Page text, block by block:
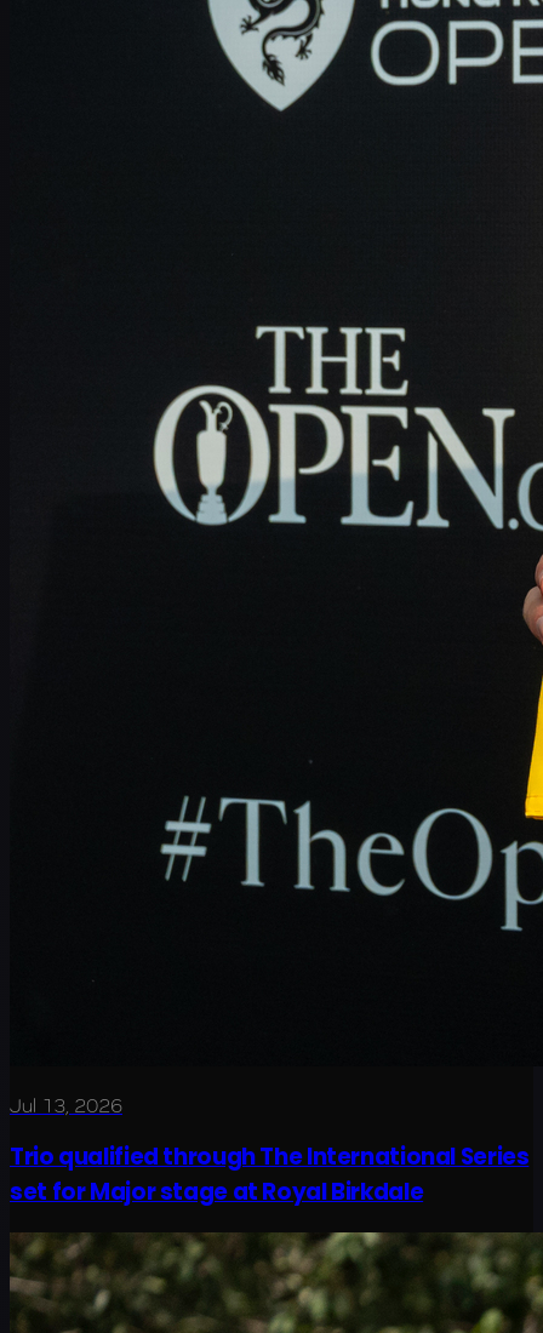
Jul 13, 2026
Trio qualified through The International Series
set for Major stage at Royal Birkdale